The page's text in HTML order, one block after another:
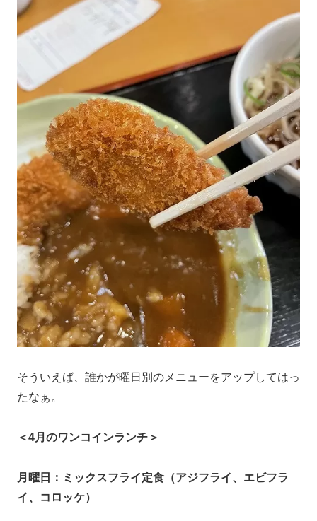
そういえば、誰かが曜日別のメニューをアップしてはっ
たなぁ。
＜4月のワンコインランチ＞
月曜日：ミックスフライ定食（アジフライ、エビフラ
イ、コロッケ）